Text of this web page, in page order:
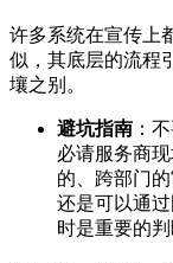
许多系统在宣传上
似，其底层的流程
壤之别。
避坑指南 ：
必请服务商
的、跨部门
还是可以通
时是重要的判